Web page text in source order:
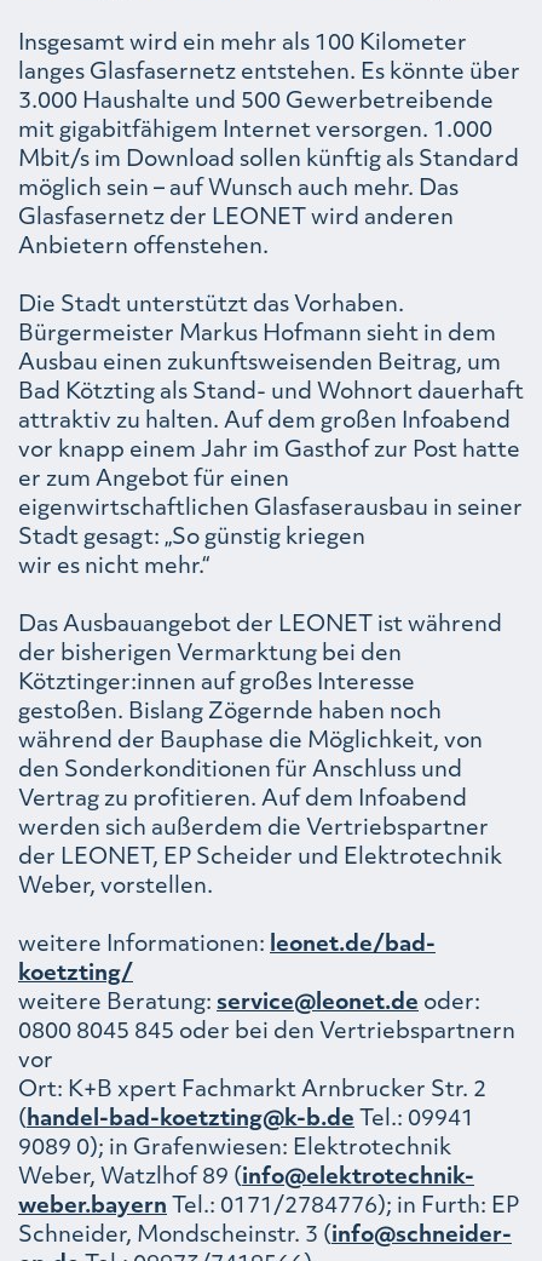
Insgesamt wird ein mehr als 100 Kilometer
langes Glasfasernetz entstehen. Es könnte über
3.000 Haushalte und 500 Gewerbetreibende
mit gigabitfähigem Internet versorgen. 1.000
Mbit/s im Download sollen künftig als Standard
möglich sein – auf Wunsch auch mehr. Das
Glasfasernetz der LEONET wird anderen
Anbietern offenstehen.
Die Stadt unterstützt das Vorhaben.
Bürgermeister Markus Hofmann sieht in dem
Ausbau einen zukunftsweisenden Beitrag, um
Bad Kötzting als Stand- und Wohnort dauerhaft
attraktiv zu halten. Auf dem großen Infoabend
vor knapp einem Jahr im Gasthof zur Post hatte
er zum Angebot für einen
eigenwirtschaftlichen Glasfaserausbau in seiner
Stadt gesagt: „So günstig kriegen
wir es nicht mehr.“
Das Ausbauangebot der LEONET ist während
der bisherigen Vermarktung bei den
Kötztinger:innen auf großes Interesse
gestoßen. Bislang Zögernde haben noch
während der Bauphase die Möglichkeit, von
den Sonderkonditionen für Anschluss und
Vertrag zu profitieren. Auf dem Infoabend
werden sich außerdem die Vertriebspartner
der LEONET, EP Scheider und Elektrotechnik
Weber, vorstellen.
weitere Informationen: leonet.de/bad-
koetzting/
weitere Beratung: service@leonet.de oder:
0800 8045 845 oder bei den Vertriebspartnern
vor
Ort: K+B xpert Fachmarkt Arnbrucker Str. 2
(handel-bad-koetzting@k-b.de Tel.: 09941
9089 0); in Grafenwiesen: Elektrotechnik
Weber, Watzlhof 89 (info@elektrotechnik-
weber.bayern Tel.: 0171/2784776); in Furth: EP
Schneider, Mondscheinstr. 3 (info@schneider-